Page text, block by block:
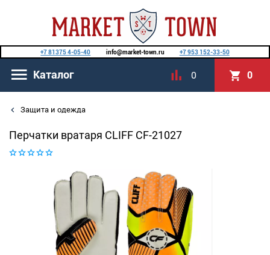
+7 81375 4-05-40 info@market-town.ru +7 953 152-33-50
Каталог 0 0
Защита и одежда
Перчатки вратаря CLIFF CF-21027